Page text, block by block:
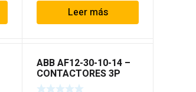
Leer más
ABB AF12-30-10-14 –
CONTACTORES 3P
TIPO AF